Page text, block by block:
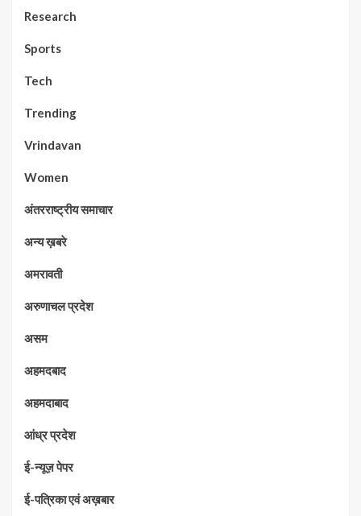
Research
Sports
Tech
Trending
Vrindavan
Women
अंतरराष्ट्रीय समाचार
अन्य ख़बरे
अमरावती
अरुणाचल प्रदेश
असम
अहमदबाद
अहमदाबाद
आंध्र प्रदेश
ई-न्यूज़ पेपर
ई-पत्रिका एवं अख़बार